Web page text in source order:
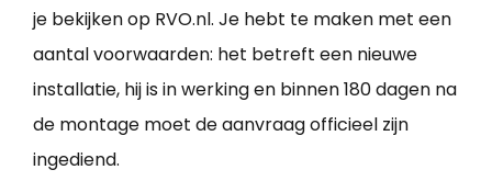
je bekijken op RVO.nl. Je hebt te maken met een
aantal voorwaarden: het betreft een nieuwe
installatie, hij is in werking en binnen 180 dagen na
de montage moet de aanvraag officieel zijn
ingediend.